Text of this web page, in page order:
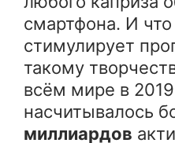
смартфона. И
стимулирует
такому
всём мире в
насчитывалось
миллиардов